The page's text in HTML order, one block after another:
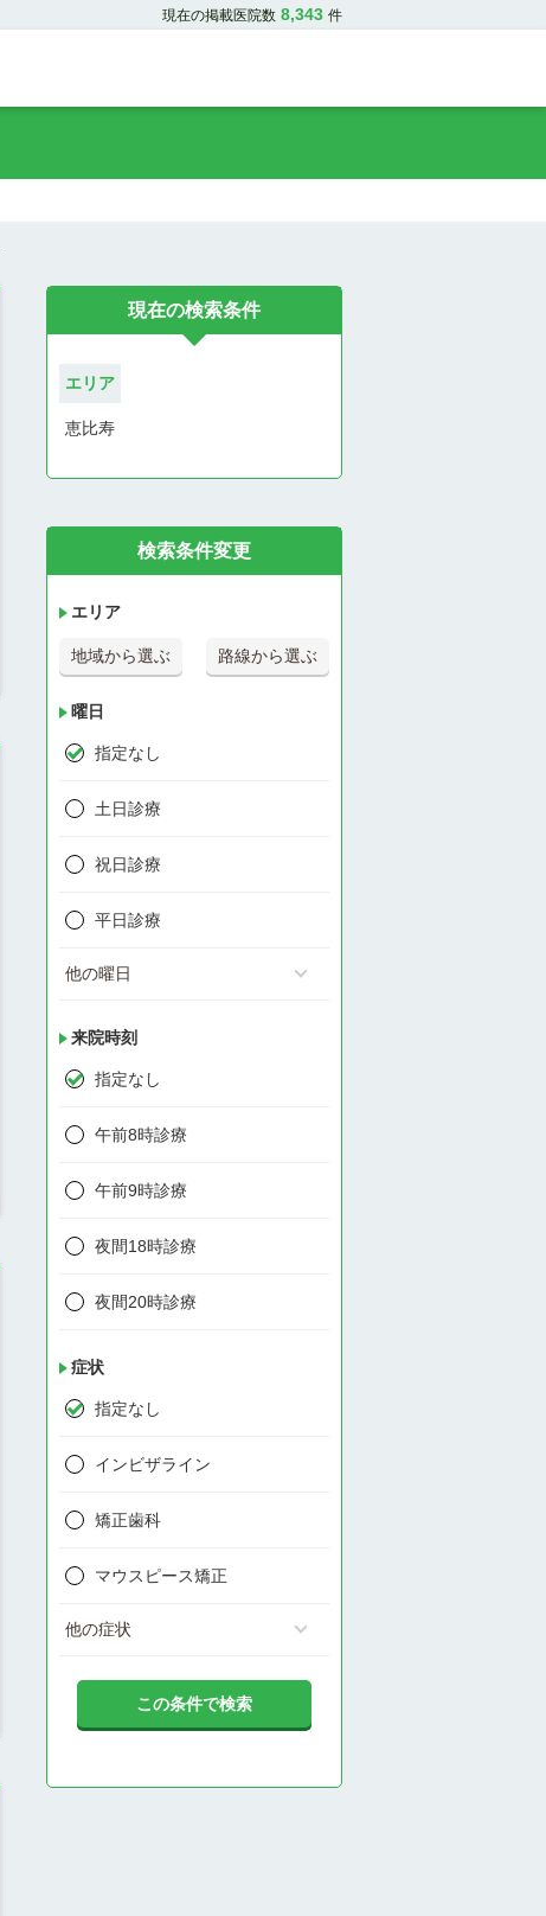
現在の掲載医院数 8,343 件
現在の検索条件
エリア
恵比寿
検索条件変更
エリア
地域から選ぶ 路線から選ぶ
曜日
指定なし
土日診療
祝日診療
平日診療
他の曜日
来院時刻
指定なし
午前8時診療
午前9時診療
夜間18時診療
夜間20時診療
症状
指定なし
インビザライン
矯正歯科
マウスピース矯正
他の症状
この条件で検索